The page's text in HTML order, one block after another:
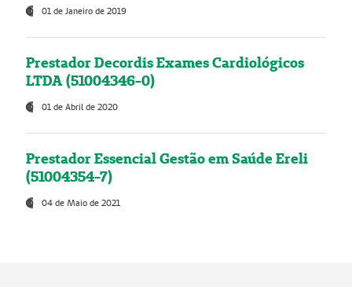
01 de Janeiro de 2019
Prestador Decordis Exames Cardiológicos
LTDA (51004346-0)
01 de Abril de 2020
Prestador Essencial Gestão em Saúde Ereli
(51004354-7)
04 de Maio de 2021